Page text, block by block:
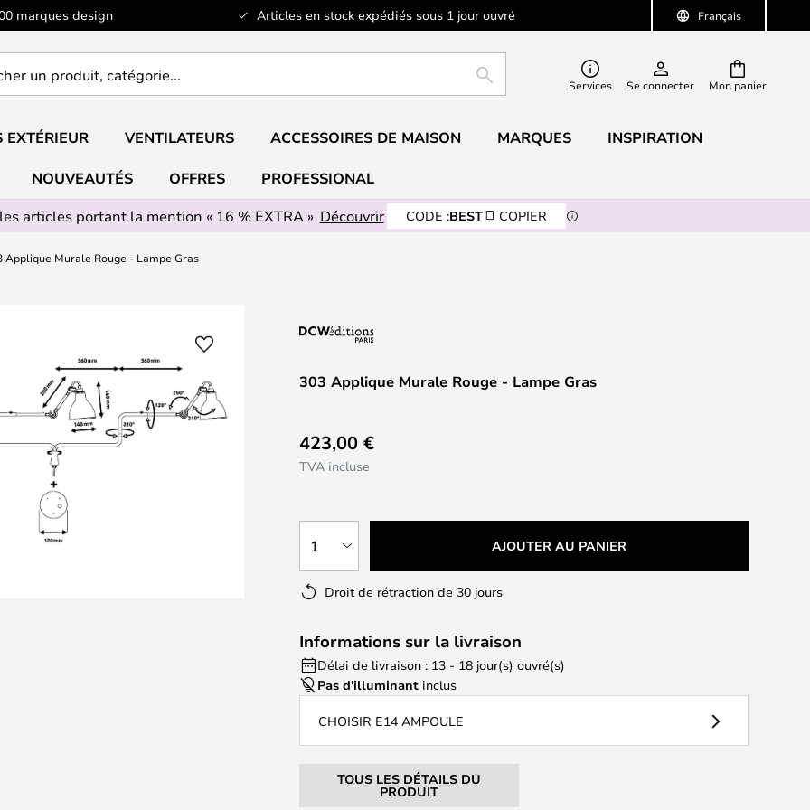
Français
marques design Articles en stock expédiés sous 1 jour ouvré
Mon panier
RECHERCHERServices Se connecter
EXTÉRIEUR VENTILATEURS ACCESSOIRES DE MAISON MARQUES INSPIRATION
NOUVEAUTÉS OFFRES
PROFESSIONAL
articles portant la mention « 16 % EXTRA » Découvrir CODE :BEST COPIER
Applique Murale Rouge - Lampe Gras
303 Applique Murale Rouge - Lampe Gras
423,00 €
TVA incluse
1 AJOUTER AU PANIER
Droit de rétraction de 30 jours
Informations sur la livraison
Délai de livraison : 13 - 18 jour(s) ouvré(s)
Pas d'illuminant inclus
CHOISIR E14 AMPOULE
TOUS LES DÉTAILS DU
PRODUIT